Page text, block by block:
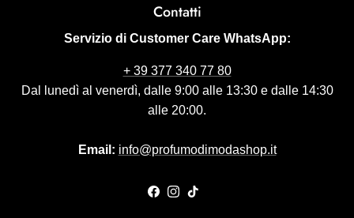
Contatti
Servizio di Customer Care WhatsApp:
+ 39 377 340 77 80
Dal lunedì al venerdì, dalle 9:00 alle 13:30 e dalle 14:30
alle 20:00.
Email: info@profumodimodashop.it
Facebook
Instagram
TikTok